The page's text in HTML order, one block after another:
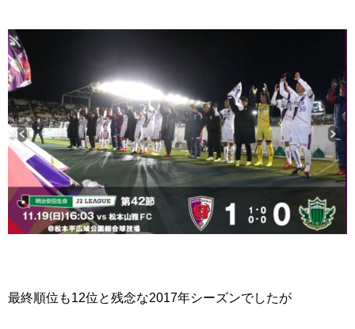
最終順位も12位と残念な2017年シーズンでしたが